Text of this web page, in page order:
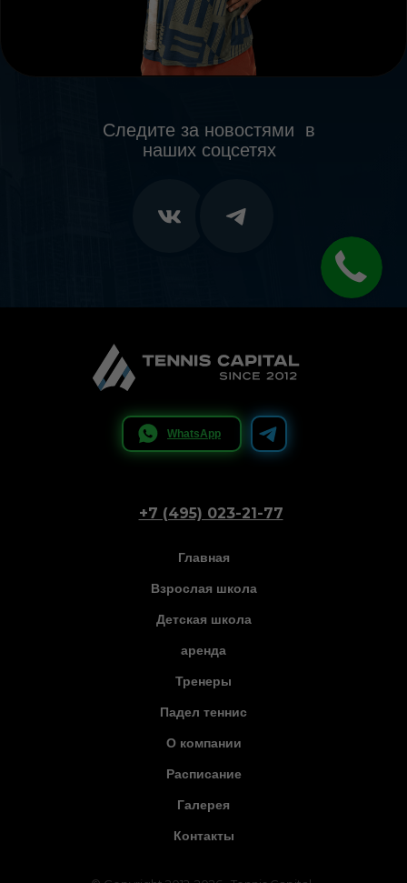
Следите за новостями в
наших соцсетях
WhatsApp
+7 (495) 023-21-77
Галерея
Расписание
Падел теннис
Тренеры
аренда
Детская школа
Взрослая школа
Главная
Контакты
О компании